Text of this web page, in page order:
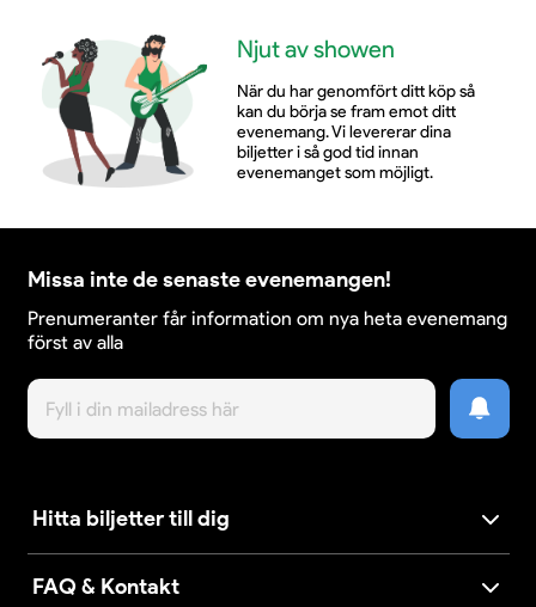
Njut av showen
När du har genomfört ditt köp så
kan du börja se fram emot ditt
evenemang. Vi levererar dina
biljetter i så god tid innan
evenemanget som möjligt.
Missa inte de senaste evenemangen!
Prenumeranter får information om nya heta evenemang
först av alla
Hitta biljetter till dig
FAQ & Kontakt